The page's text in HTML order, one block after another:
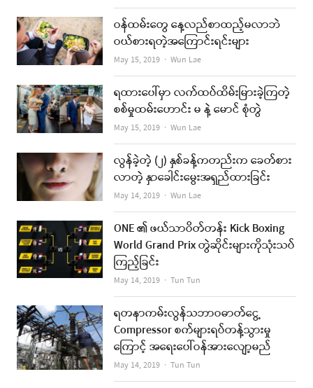
ဝန်ထမ်းတွေ နေ့လည်စာထည့်မလာဘဲ
ဝယ်စားရတဲ့အကြောင်းရင်းများ
May 15, 2019 Author
Wun Lae
ရထားပေါ်မှာ လက်ထပ်ထိမ်းမြားခဲ့ကြတဲ့
စစ်မှုထမ်းဟောင်း မ နဲ့ မောင် စုံတွဲ
May 15, 2019 Author
Wun Lae
လွန်ခဲ့တဲ့ (၂) နှစ်ခန့်ကတည်းက ခေတ်စား
လာတဲ့ နှာခေါင်းမွေးအရှည်ထားခြင်း
May 14, 2019 Author
Wun Lae
ONE ၏ ဖယ်သာဝိတ်တန်း Kick Boxing
World Grand Prix တွဲဆိုင်းများကိုသုံးသပ်
ကြည့်ခြင်း
May 14, 2019 Author
Tun Tun
ရတနာကမ်းလွန်သဘာဝဓာတ်ငွေ့
Compressor စက်များရပ်တန့်သွားမှု
ကြောင့် အရေးပေါ်ဝန်အားလျော့မည်
May 14, 2019 Author
Tun Tun